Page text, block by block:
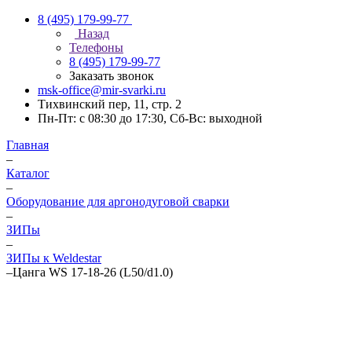
8 (495) 179-99-77
Назад
Телефоны
8 (495) 179-99-77
Заказать звонок
msk-office@mir-svarki.ru
Тихвинский пер, 11, стр. 2
Пн-Пт: с 08:30 до 17:30, Сб-Вс: выходной
Главная
–
Каталог
–
Оборудование для аргонодуговой сварки
–
ЗИПы
–
ЗИПы к Weldestar
–Цанга WS 17-18-26 (L50/d1.0)